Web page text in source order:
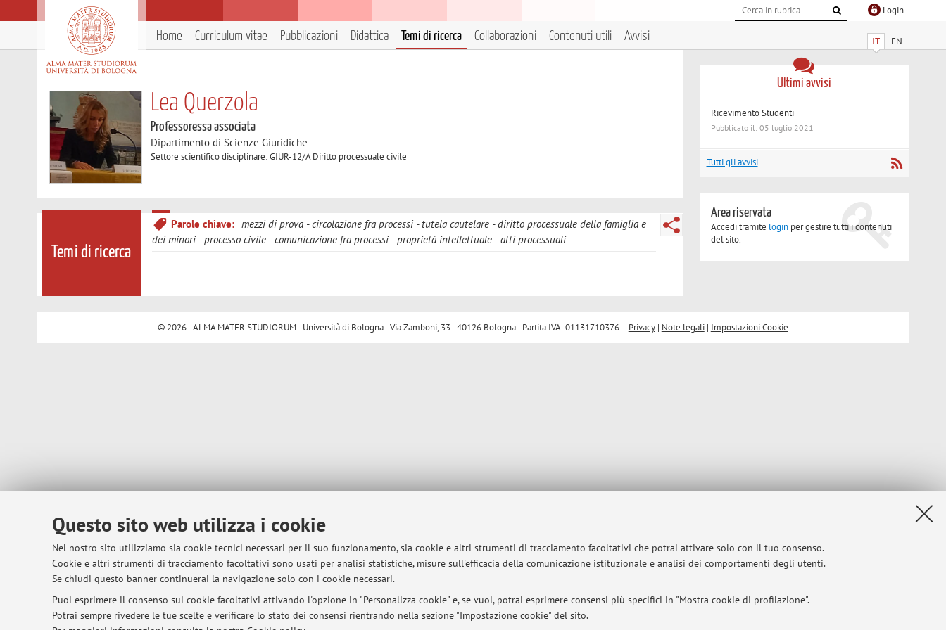
Questo sito web utilizza i cookie
Nel nostro sito utilizziamo sia cookie tecnici necessari per il suo funzionamento, sia cookie e altri strumenti di tracciamento facoltativi che potrai attivare solo con il tuo consenso.
Cookie e altri strumenti di tracciamento facoltativi sono usati per analisi statistiche, misure sull'efficacia della comunicazione istituzionale e analisi dei comportamenti degli utenti.
Se chiudi questo banner continuerai la navigazione solo con i cookie necessari.
Puoi esprimere il consenso sui cookie facoltativi attivando l'opzione in "Personalizza cookie" e, se vuoi, potrai esprimere consensi più specifici in "Mostra cookie di profilazione".
Potrai sempre rivedere le tue scelte e verificare lo stato dei consensi rientrando nella sezione "Impostazione cookie" del sito.
Login
IT EN
Home Curriculum vitae Pubblicazioni Didattica Temi di ricerca Collaborazioni Contenuti utili Avvisi
Lea Querzola
Professoressa associata
Dipartimento di Scienze Giuridiche
Settore scientifico disciplinare: GIUR-12/A Diritto processuale civile
Temi di ricerca
Parole chiave: mezzi di prova circolazione fra processi tutela cautelare
diritto processuale della famiglia e
dei minori
processo civile comunicazione fra processi proprietà intellettuale atti processuali
Ultimi avvisi
Ricevimento Studenti
Pubblicato il: 05 luglio 2021
Tutti gli avvisi
Area riservata
Accedi tramite login per gestire tutti i contenuti
del sito.
© 2026 - ALMA MATER STUDIORUM - Università di Bologna - Via Zamboni, 33 - 40126 Bologna - Partita IVA: 01131710376 Privacy| Note legali| Impostazioni Cookie